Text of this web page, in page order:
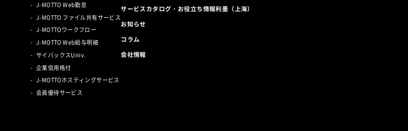
J-MOTTO Web勤怠
J-MOTTO ファイル共有サービス
J-MOTTOワークフロー
J-MOTTO Web給与明細
サイバックスUniv.
企業信用格付
J-MOTTOホスティングサービス
会員優待サービス
サービスカタログ・お役立ち情報
お知らせ
コラム
会社情報
利墨（上海）